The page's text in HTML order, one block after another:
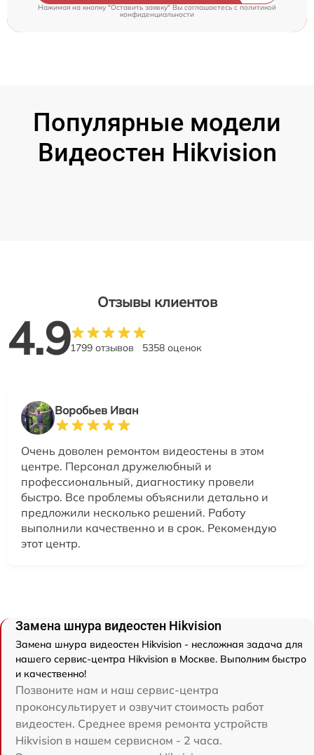
Нажимая на кнопку "Оставить заявку" Вы соглашаетесь c политикой
конфиденциальности
Популярные модели
Видеостен Hikvision
Отзывы клиентов
4.91799 отзывов 5358 оценок
Воробьев Иван
Очень доволен ремонтом видеостены в этом
центре. Персонал дружелюбный и
профессиональный, диагностику провели
быстро. Все проблемы объяснили детально и
предложили несколько решений. Работу
выполнили качественно и в срок. Рекомендую
этот центр.
Замена шнура видеостен Hikvision
Замена шнура видеостен Hikvision - несложная задача для
нашего сервис-центра Hikvision в Москве. Выполним быстро
и качественно!
Позвоните нам и наш сервис-центра
проконсультирует и озвучит стоимость работ
видеостен. Среднее время ремонта устройств
Hikvision в нашем сервисном - 2 часа.